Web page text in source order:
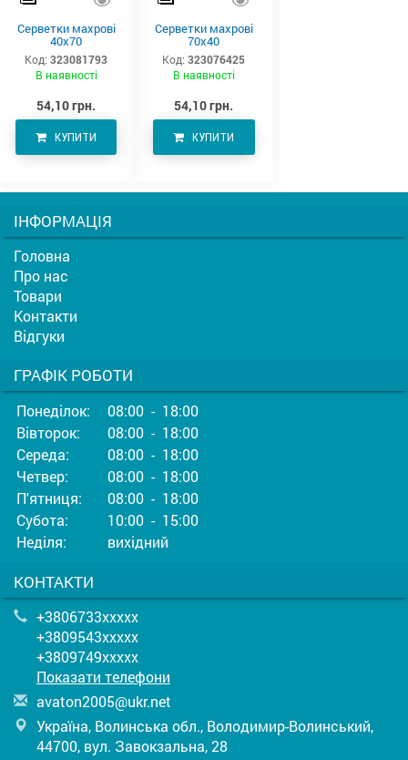
Серветки махрові
40х70
Код: 323081793
В наявності
54,10 грн.
КУПИТИ
Серветки махрові
70х40
Код: 323076425
В наявності
54,10 грн.
КУПИТИ
ІНФОРМАЦІЯ
Головна
Про нас
Товари
Контакти
Відгуки
ГРАФІК РОБОТИ
Понеділок:
08:00 - 18:00
Вівторок:
08:00 - 18:00
Середа:
08:00 - 18:00
Четвер:
08:00 - 18:00
П'ятниця:
08:00 - 18:00
Субота:
10:00 - 15:00
Неділя:
вихідний
КОНТАКТИ
+3806733xxxxx
+3809543xxxxx
+3809749xxxxx
Показати телефони
avaton2005@ukr.net
Україна, Волинська обл., Володимир-Волинський,
44700, вул. Завокзальна, 28